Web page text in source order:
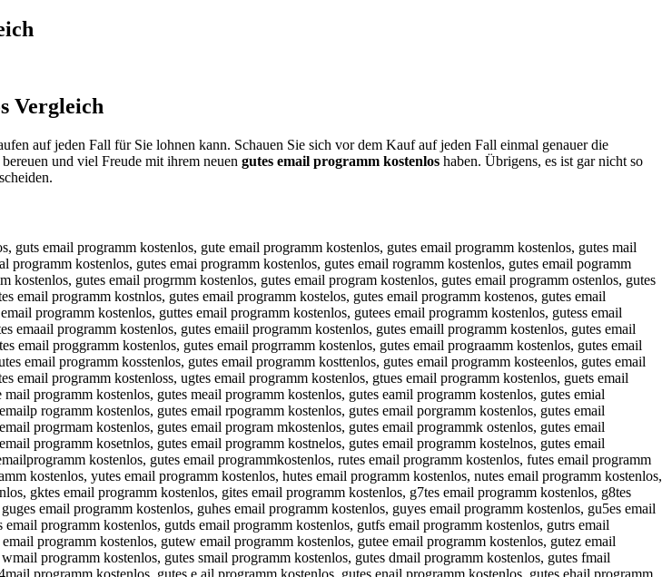
Vergleich
auf jeden Fall für Sie lohnen kann. Schauen Sie sich vor dem Kauf auf jeden Fall einmal genauer die
und viel Freude mit ihrem neuen gutes email programm kostenlos haben. Übrigens, es ist gar nicht so
gutes email orogramm kostenlos, gutes email lrogramm kostenlos, gutes email örogramm kostenlos, gutes email ürogramm kostenlos, gutes email 0rogramm kostenlos, gutes email ßrogramm kostenlos, gutes email peogramm kostenlos, gutes email pdogramm kostenlos, gutes email pfogramm kostenlos, gutes email pgogramm kostenlos, gutes email ptogramm kostenlos, gutes email p4ogramm kostenlos, gutes email p5ogramm kostenlos, gutes email prigramm kostenlos, gutes email prkgramm kostenlos, gutes email prlgramm kostenlos, gutes email prpgramm kostenlos, gutes email pr9gramm kostenlos, gutes email pr0gramm kostenlos, gutes email prorramm kostenlos, gutes email proframm kostenlos, gutes email provramm kostenlos, gutes email protramm kostenlos, gutes email probramm kostenlos, gutes email proyramm kostenlos, gutes email prohramm kostenlos, gutes email pronramm kostenlos, gutes email progeamm kostenlos, gutes email progdamm kostenlos, gutes email progfamm kostenlos, gutes email proggamm kostenlos, gutes email progtamm kostenlos, gutes email prog4amm kostenlos, gutes email prog5amm kostenlos, gutes email progrqmm kostenlos, gutes email progrwmm kostenlos, gutes email progrzmm kostenlos, gutes email progrxmm kostenlos, gutes email progra m kostenlos, gutes email progranm kostenlos, gutes email prograhm kostenlos, gutes email prograjm kostenlos, gutes email prograkm kostenlos, gutes email progralm kostenlos, gutes email program kostenlos, gutes email programn kostenlos, gutes email programh kostenlos, gutes email programj kostenlos, gutes email programk kostenlos, gutes email programl kostenlos, gutes email programm uostenlos, gutes email programm jostenlos, gutes email programm mostenlos, gutes email programm lostenlos, gutes email programm oostenlos, gutes email programm kistenlos, gutes email programm kkstenlos, gutes email programm klstenlos, gutes email programm kpstenlos, gutes email programm k9stenlos, gutes email programm k0stenlos, gutes email programm koqtenlos, gutes email programm kowtenlos, gutes email programm koetenlos, gutes email programm koztenlos, gutes email programm koxtenlos, gutes email programm koctenlos, gutes email programm kosrenlos, gutes email programm kosfenlos, gutes email programm kosgenlos, gutes email programm koshenlos, gutes email programm kosyenlos, gutes email programm kos5enlos, gutes email programm kos6enlos, gutes email programm kostwnlos, gutes email programm kostsnlos, gutes email programm kostdnlos, gutes email programm kostfnlos, gutes email programm kostrnlos, gutes email programm kost3nlos, gutes email programm kost4nlos, gutes email programm koste los, gutes email programm kosteblos, gutes email programm kosteglos, gutes email programm kostehlos, gutes email programm kostejlos, gutes email programm kostemlos, gutes email programm kostenpos, gutes email programm kostenoos, gutes email programm kostenios, gutes email programm kostenkos, gutes email programm kostenmos, gutes email programm kostenlis, gutes email programm kostenlks, gutes email programm kostenlls, gutes email programm kostenlps, gutes email programm kostenl9s, gutes email programm kostenl0s, gutes email programm kostenloq, gutes email programm kostenlow, gutes email programm kostenloe, gutes email programm kostenloz, gutes email programm kostenlox, gutes email programm kostenloc, rgutes email programm kostenlos, grutes email programm kostenlos, fgutes email programm kostenlos, gfutes email programm kostenlos, vgutes email programm kostenlos, gvutes email programm kostenlos, tgutes email programm kostenlos, gtutes email programm kostenlos, bgutes email programm kostenlos, gbutes email programm kostenlos, ygutes email programm kostenlos, gyutes email programm kostenlos, hgutes email programm kostenlos, ghutes email programm kostenlos, ngutes email programm kostenlos, gnutes email programm kostenlos, guytes email programm kostenlos, guhtes email programm kostenlos, gjutes email programm kostenlos, gujtes email programm kostenlos, gkutes email programm kostenlos, guktes email programm kostenlos, giutes email programm kostenlos, guites email programm kostenlos, g7utes email programm kostenlos, gu7tes email programm kostenlos, g8utes email programm kostenlos, gu8tes email programm kostenlos, gurtes email programm kostenlos, gutres email programm kostenlos, guftes email programm kostenlos, gutfes email programm kostenlos, gugtes email programm kostenlos, gutges email programm kostenlos, guthes email programm kostenlos, gutyes email programm kostenlos, gu5tes email programm kostenlos, gut5es email programm kostenlos, gu6tes email programm kostenlos, gut6es email programm kostenlos, gutwes email programm kostenlos, gutews email programm kostenlos, gutses email programm kostenlos, gutdes email programm kostenlos, guteds email programm kostenlos, gutefs email programm kostenlos, guters email programm kostenlos, gut3es email programm kostenlos, gute3s email programm kostenlos, gut4es email programm kostenlos, gute4s email programm kostenlos, guteqs email programm kostenlos, gutesq email programm kostenlos, gutesw email programm kostenlos, gutese email programm kostenlos, gutezs email programm kostenlos, gutesz email programm kostenlos, gutexs email programm kostenlos, gutesx email programm k